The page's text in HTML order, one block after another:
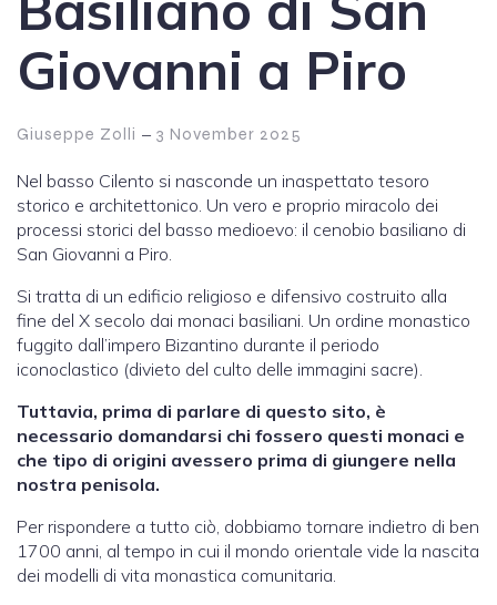
Giovanni a Piro
Giuseppe Zolli – 3 November 2025
Nel basso Cilento si nasconde un inaspettato tesoro
storico e architettonico. Un vero e proprio miracolo dei
processi storici del basso medioevo: il cenobio basiliano di
San Giovanni a Piro.
Si tratta di un edificio religioso e difensivo costruito alla
fine del X secolo dai monaci basiliani. Un ordine monastico
fuggito dall’impero Bizantino durante il periodo
iconoclastico (divieto del culto delle immagini sacre).
Tuttavia, prima di parlare di questo sito, è
necessario domandarsi chi fossero questi monaci e
che tipo di origini avessero prima di giungere nella
nostra penisola.
Per rispondere a tutto ciò, dobbiamo tornare indietro di ben
1700 anni, al tempo in cui il mondo orientale vide la nascita
dei modelli di vita monastica comunitaria.